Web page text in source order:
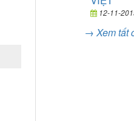
12-11-
→ Xem tất